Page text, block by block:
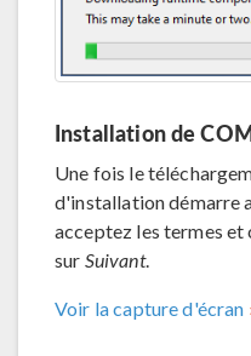
Installation de
Une fois le
d'installation démarre
acceptez les termes
sur Suivant.
Voir la capture d'écran